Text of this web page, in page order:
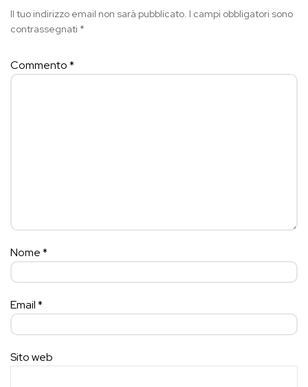
Il tuo indirizzo email non sarà pubblicato. I campi obbligatori sono
contrassegnati *
Commento*
Nome*
Email*
Sito web